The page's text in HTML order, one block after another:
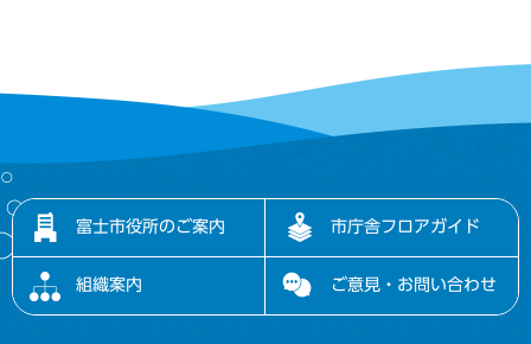
富士市役所のご案内 市庁舎フロアガイド
組織案内 ご意見・お問い合わせ